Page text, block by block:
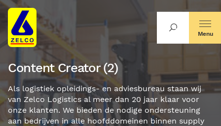
Content Creator (2)
Als logistiek opleidings- en adviesbureau staan wij
van Zelco Logistics al meer dan 20 jaar klaar voor
onze klanten. We bieden de nodige ondersteuning
aan bedrijven in alle hoofddomeinen binnen supply
Menu